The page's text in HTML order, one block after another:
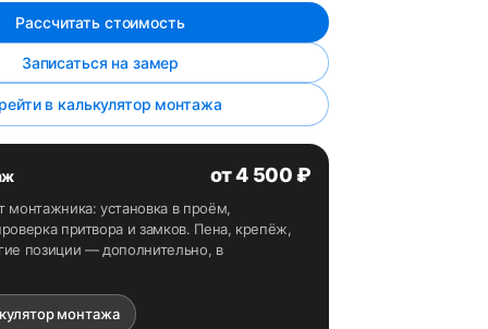
Рассчитать стоимость
Записаться на замер
в калькулятор монтажа
от 4 500 ₽
монтажника: установка в проём,
притвора и замков. Пена, крепёж,
позиции — дополнительно, в
монтажа